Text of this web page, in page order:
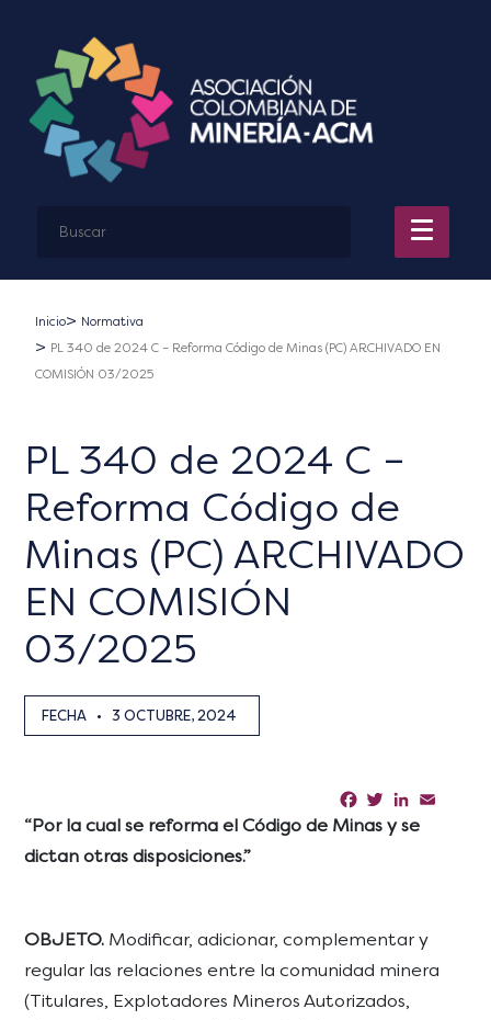
Inicio
Normativa
PL 340 de 2024 C – Reforma Código de Minas (PC) ARCHIVADO EN
COMISIÓN 03/2025
PL 340 de 2024 C –
Reforma Código de
Minas (PC) ARCHIVADO
EN COMISIÓN
03/2025
FECHA • 3 OCTUBRE, 2024
Facebook
TwitterLinkedIn
“Por la cual se reforma el Código de Minas y se
dictan otras disposiciones.”
OBJETO. Modificar, adicionar, complementar y
regular las relaciones entre la comunidad minera
(Titulares, Explotadores Mineros Autorizados,